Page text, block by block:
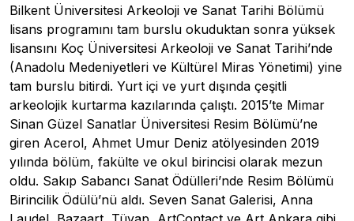
Bilkent Üniversitesi Arkeoloji ve Sanat Tarihi Bölümü
lisans programını tam burslu okuduktan sonra yüksek
lisansını Koç Üniversitesi Arkeoloji ve Sanat Tarihi’nde
(Anadolu Medeniyetleri ve Kültürel Miras Yönetimi) yine
tam burslu bitirdi. Yurt içi ve yurt dışında çeşitli
arkeolojik kurtarma kazılarında çalıştı. 2015’te Mimar
Sinan Güzel Sanatlar Üniversitesi Resim Bölümü’ne
giren Acerol, Ahmet Umur Deniz atölyesinden 2019
yılında bölüm, fakülte ve okul birincisi olarak mezun
oldu. Sakıp Sabancı Sanat Ödülleri’nde Resim Bölümü
Birincilik Ödülü’nü aldı. Seven Sanat Galerisi, Anna